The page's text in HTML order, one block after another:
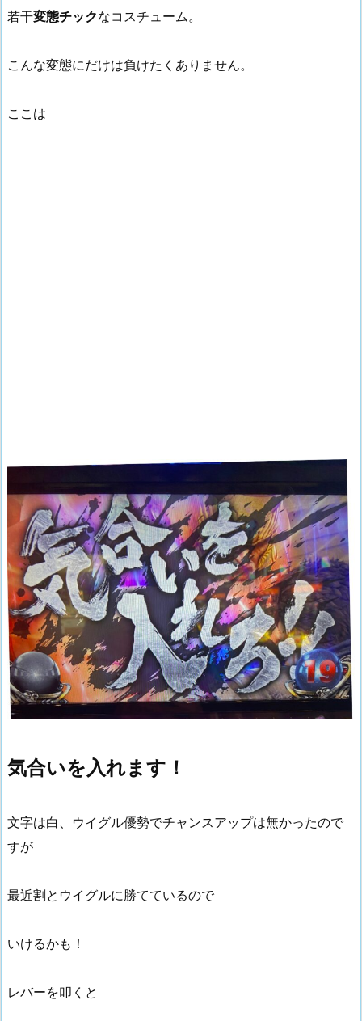
若干変態チックなコスチューム。
こんな変態にだけは負けたくありません。
ここは
気合いを入れます！
文字は白、ウイグル優勢でチャンスアップは無かったので
すが
最近割とウイグルに勝てているので
いけるかも！
レバーを叩くと